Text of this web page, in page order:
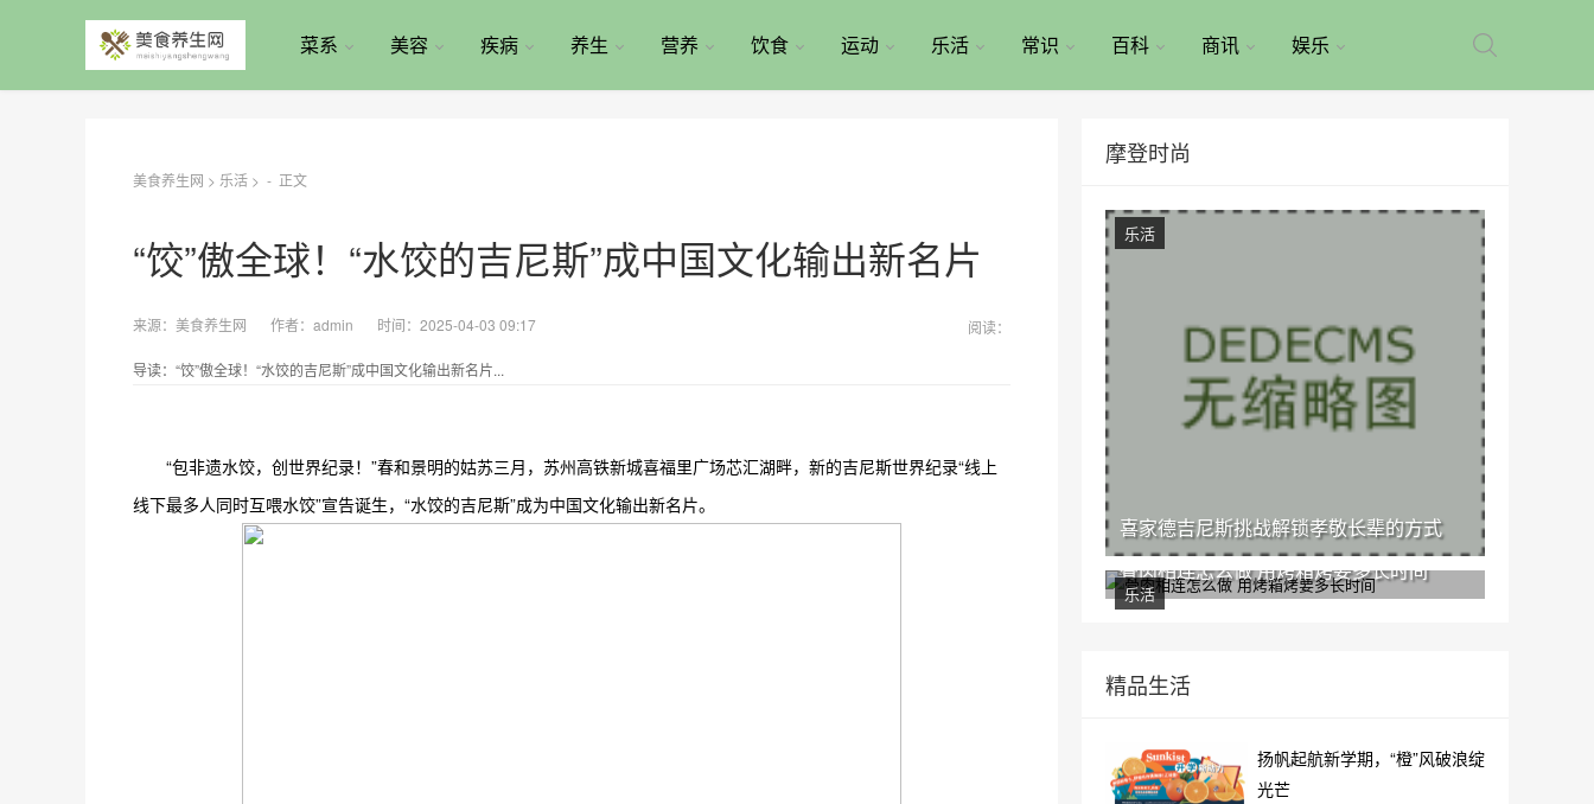
菜系 美容 疾病 养生 营养 饮食 运动 乐活 常识 百科 商讯 娱乐
美食养生网 > 乐活 > - 正文
“饺”傲全球！“水饺的吉尼斯”成中国文化输出新名片
来源： 美食养生网 作者： admin 时间：2025-04-03 09:17 阅读：
导读：“饺”傲全球！“水饺的吉尼斯”成中国文化输出新名片...
“包非遗水饺，创世界纪录！”春和景明的姑苏三月，苏州高铁新城喜福里广场芯汇湖畔，新的吉尼斯世界纪录“线上
线下最多人同时互喂水饺”宣告诞生，“水饺的吉尼斯”成为中国文化输出新名片。
摩登时尚
喜家德吉尼斯挑战解锁孝敬长辈的方式
乐活
骨肉相连怎么做 用烤箱烤要多长时间
乐活
精品生活
扬帆起航新学期，“橙”风破浪绽
光芒